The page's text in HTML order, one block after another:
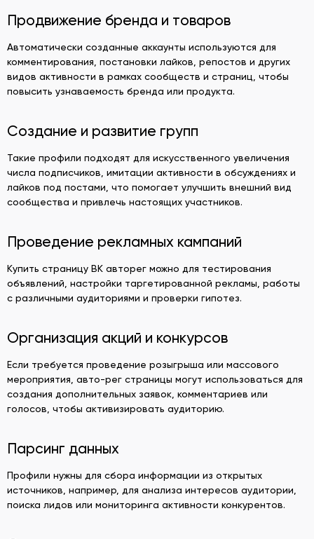
Продвижение бренда и товаров
Автоматически созданные аккаунты используются для
комментирования, постановки лайков, репостов и других
видов активности в рамках сообществ и страниц, чтобы
повысить узнаваемость бренда или продукта.
Создание и развитие групп
Такие профили подходят для искусственного увеличения
числа подписчиков, имитации активности в обсуждениях и
лайков под постами, что помогает улучшить внешний вид
сообщества и привлечь настоящих участников.
Проведение рекламных кампаний
Купить страницу ВК авторег можно для тестирования
объявлений, настройки таргетированной рекламы, работы
с различными аудиториями и проверки гипотез.
Организация акций и конкурсов
Если требуется проведение розыгрыша или массового
мероприятия, авто-рег страницы могут использоваться для
создания дополнительных заявок, комментариев или
голосов, чтобы активизировать аудиторию.
Парсинг данных
Профили нужны для сбора информации из открытых
источников, например, для анализа интересов аудитории,
поиска лидов или мониторинга активности конкурентов.